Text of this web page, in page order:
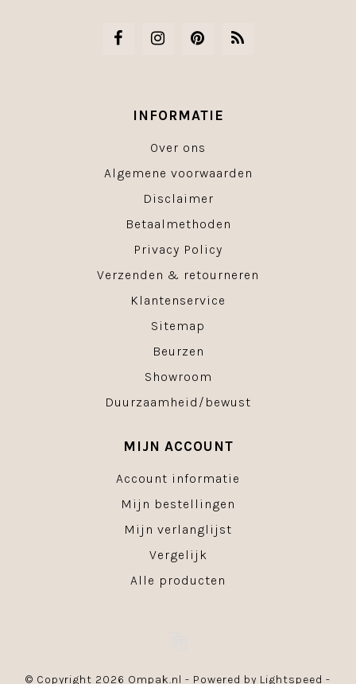
INFORMATIE
Over ons
Algemene voorwaarden
Disclaimer
Betaalmethoden
Privacy Policy
Verzenden & retourneren
Klantenservice
Sitemap
Beurzen
Showroom
Duurzaamheid/bewust
MIJN ACCOUNT
Account informatie
Mijn bestellingen
Mijn verlanglijst
Vergelijk
Alle producten
© Copyright 2026 Ompak.nl - Powered by Lightspeed -